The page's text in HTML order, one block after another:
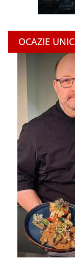
OCAZIE